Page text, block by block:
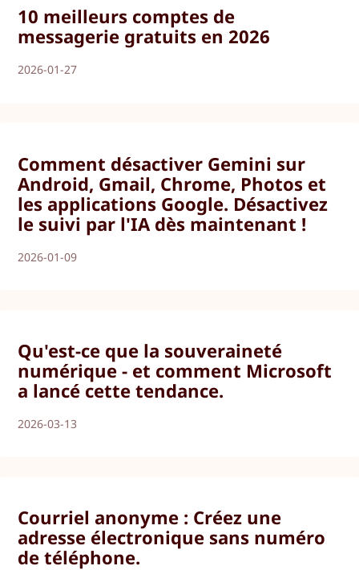
10 meilleurs comptes de
messagerie gratuits en 2026
2026-01-27
Comment désactiver Gemini sur
Android, Gmail, Chrome, Photos et
les applications Google. Désactivez
le suivi par l'IA dès maintenant !
2026-01-09
Qu'est-ce que la souveraineté
numérique - et comment Microsoft
a lancé cette tendance.
2026-03-13
Courriel anonyme : Créez une
adresse électronique sans numéro
de téléphone.